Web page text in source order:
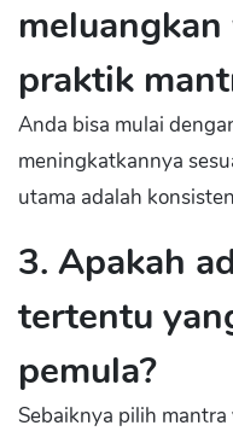
praktik
Anda bisa mulai
meningkatkannya
utama adalah
3. Apakah
tertentu
pemula?
Sebaiknya pilih